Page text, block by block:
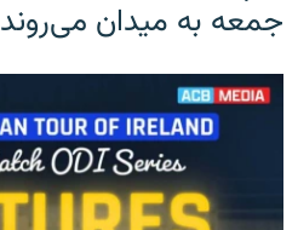
جمعه به میدان می‌روند